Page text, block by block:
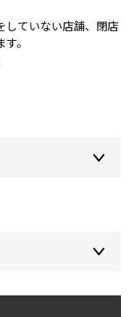
していない店舗、閉店
。